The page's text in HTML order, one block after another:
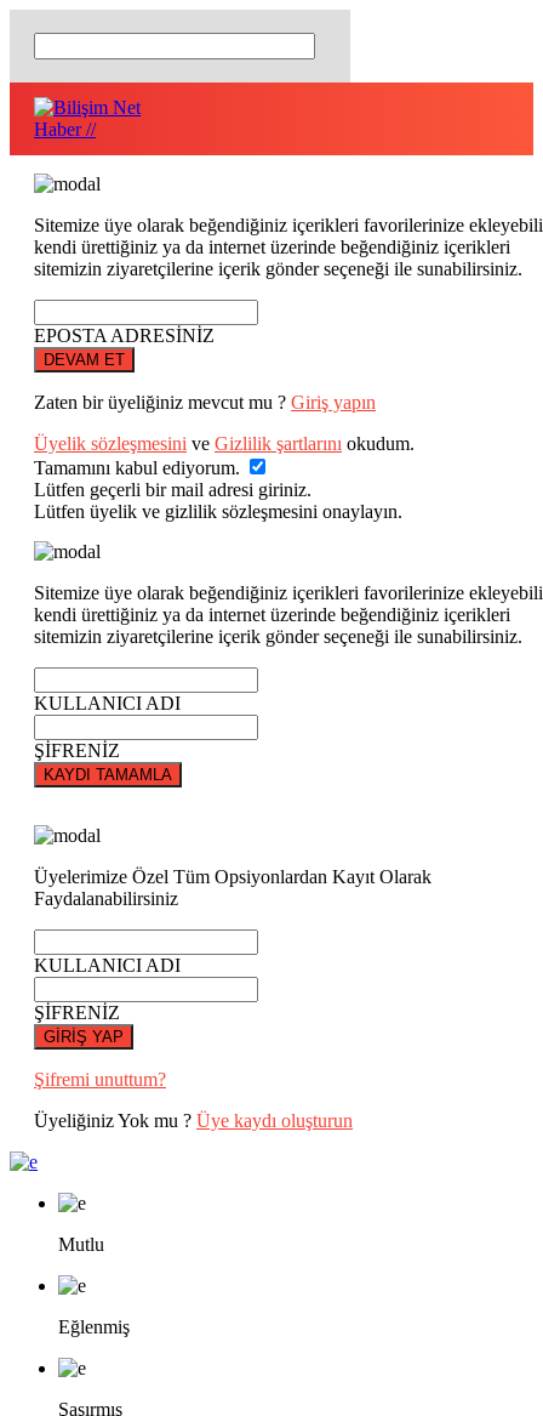
Sitemize üye olarak beğendiğiniz içerikleri favorilerinize
kendi ürettiğiniz ya da internet üzerinde beğendiğiniz içerikleri
sitemizin ziyaretçilerine içerik gönder seçeneği ile sunabilirsiniz.
EPOSTA ADRESİNİZ
DEVAM ET
Zaten bir üyeliğiniz mevcut mu ? Giriş yapın
Üyelik sözleşmesini ve Gizlilik şartlarını okudum.
Tamamını kabul ediyorum.
Lütfen geçerli bir mail adresi giriniz.
Lütfen üyelik ve gizlilik sözleşmesini onaylayın.
Sitemize üye olarak beğendiğiniz içerikleri favorilerinize
kendi ürettiğiniz ya da internet üzerinde beğendiğiniz içerikleri
sitemizin ziyaretçilerine içerik gönder seçeneği ile sunabilirsiniz.
KULLANICI ADI
ŞİFRENİZ
KAYDI TAMAMLA
Üyelerimize Özel Tüm Opsiyonlardan Kayıt Olarak
Faydalanabilirsiniz
KULLANICI ADI
ŞİFRENİZ
GİRİŞ YAP
Şifremi unuttum?
Üyeliğiniz Yok mu ? Üye kaydı oluşturun
Mutlu
Eğlenmiş
Şaşırmış